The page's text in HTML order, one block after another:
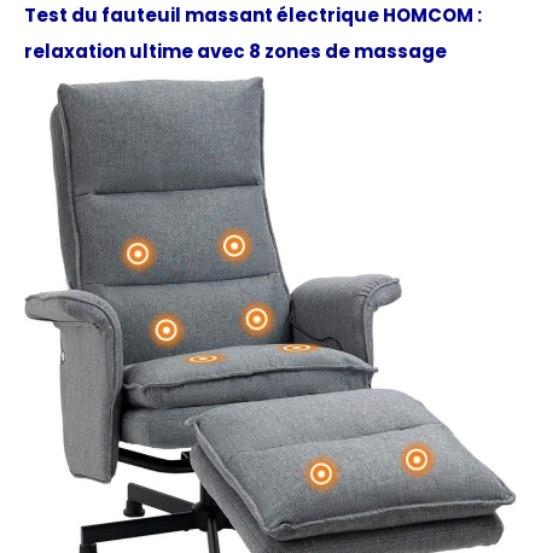
Test du fauteuil massant électrique HOMCOM :
relaxation ultime avec 8 zones de massage